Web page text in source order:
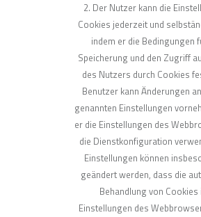
Der Nutzer kann die
Cookies jederzeit und
indem er die Bedingungen
Speicherung und den Zugriff
des Nutzers durch Cookies
Benutzer kann Änderungen
genannten Einstellungen
er die Einstellungen des
die Dienstkonfiguration
Einstellungen können
geändert werden, dass die
Behandlung von Cookies
Einstellungen des